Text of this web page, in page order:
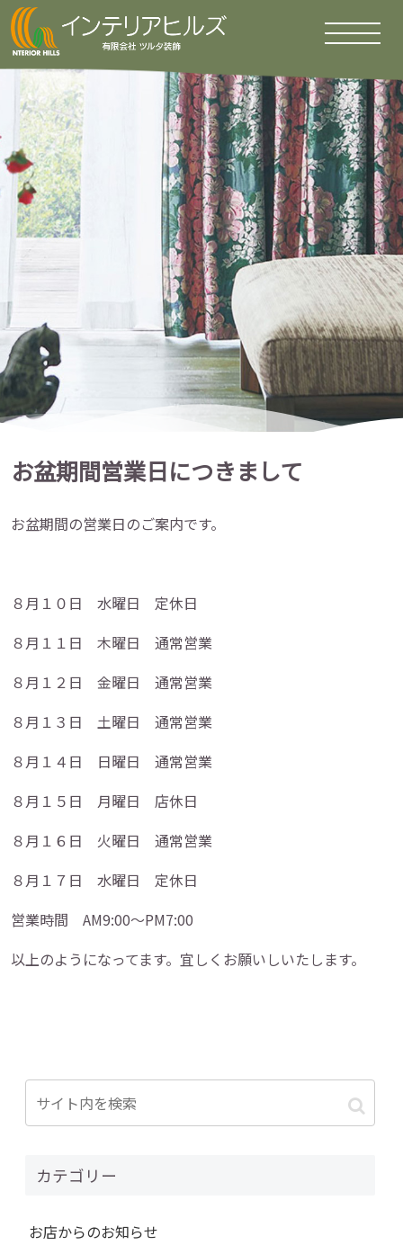
お盆期間営業日につきまして
お盆期間の営業日のご案内です。
８月１０日 水曜日 定休日
８月１１日 木曜日 通常営業
８月１２日 金曜日 通常営業
８月１３日 土曜日 通常営業
８月１４日 日曜日 通常営業
８月１５日 月曜日 店休日
８月１６日 火曜日 通常営業
８月１７日 水曜日 定休日
営業時間 AM9:00～PM7:00
以上のようになってます。宜しくお願いしいたします。
カテゴリー
お店からのお知らせ